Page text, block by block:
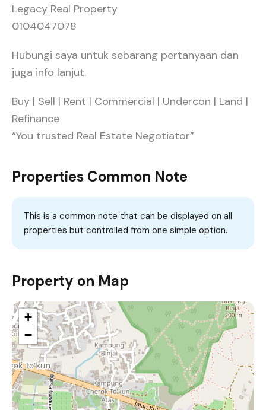
Legacy Real Property
0104047078
Hubungi saya untuk sebarang pertanyaan dan
juga info lanjut.
Buy | Sell | Rent | Commercial | Undercon | Land |
Refinance
“You trusted Real Estate Negotiator”
Properties Common Note
This is a common note that can be displayed on all
properties but controlled from one simple option.
Property on Map
+
−